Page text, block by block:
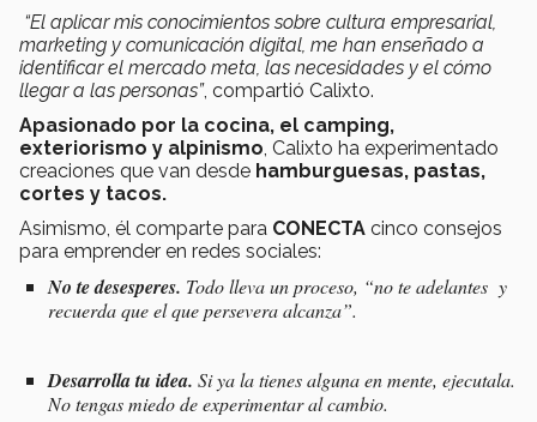
“El aplicar mis conocimientos sobre cultura empresarial,
marketing y comunicación digital, me han enseñado a
identificar el mercado meta, las necesidades y el cómo
llegar a las personas”, compartió Calixto.
Apasionado por la cocina, el camping,
exteriorismo y alpinismo , Calixto ha experimentado
creaciones que van desde hamburguesas, pastas,
cortes y tacos.
Asimismo, él comparte para CONECTA cinco consejos
para emprender en redes sociales:
No te desesperes. Todo lleva un proceso, “no te adelantes y
recuerda que el que persevera alcanza”.
Desarrolla tu idea. Si ya la tienes alguna en mente, ejecutala.
No tengas miedo de experimentar al cambio.